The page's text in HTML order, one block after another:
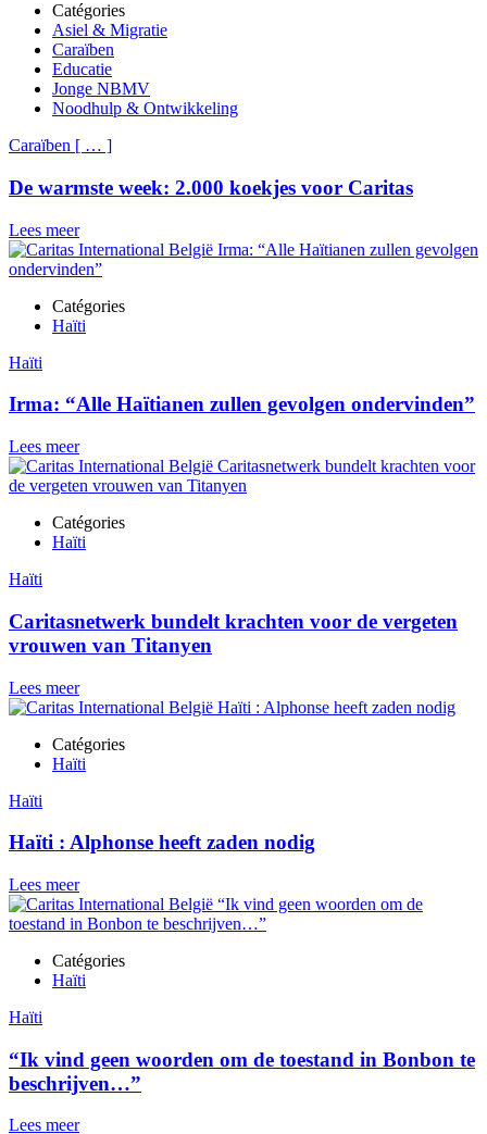
Catégories
Asiel & Migratie
Caraïben
Educatie
Jonge NBMV
Noodhulp & Ontwikkeling
Caraïben [ … ]
De warmste week: 2.000 koekjes voor Caritas
Lees meer
Catégories
Haïti
Haïti
Irma: “Alle Haïtianen zullen gevolgen ondervinden”
Lees meer
Catégories
Haïti
Haïti
Caritasnetwerk bundelt krachten voor de vergeten
vrouwen van Titanyen
Lees meer
Catégories
Haïti
Haïti
Haïti : Alphonse heeft zaden nodig
Lees meer
Catégories
Haïti
Haïti
“Ik vind geen woorden om de toestand in Bonbon te
beschrijven…”
Lees meer